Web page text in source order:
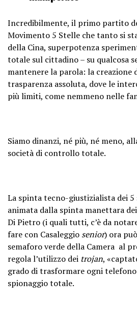
Incredibilmente, il primo partito
Movimento 5 Stelle che tanto si
della Cina, superpotenza
totale sul cittadino – su qualcosa
mantenere la parola: la creazione
trasparenza assoluta, dove le
più limiti, come nemmeno nelle
Siamo dinanzi, né più, né meno,
società di controllo totale.
La spinta tecno-giustizialista dei
animata dalla spinta manettara
Di Pietro (i quali tutti, c’è da
fare con Casaleggio senior) ora
semaforo verde della Camera al
regola l’utilizzo dei trojan,
grado di trasformare ogni
spionaggio totale.